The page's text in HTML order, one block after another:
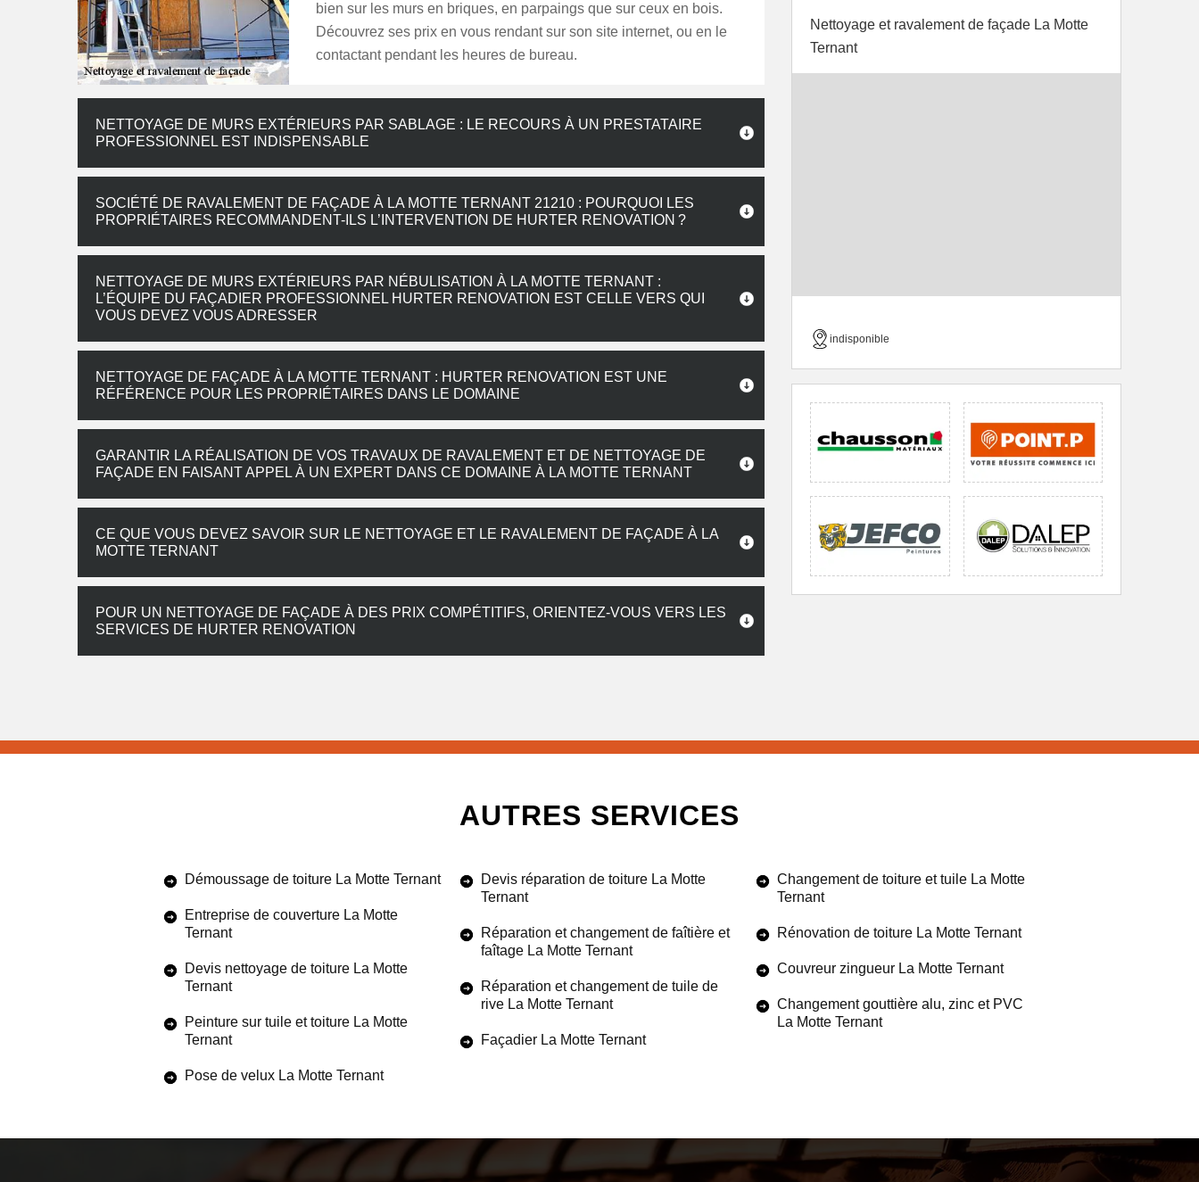
bien sur les murs en briques, en parpaings que sur ceux en bois.
Découvrez ses prix en vous rendant sur son site internet, ou en le
contactant pendant les heures de bureau.
NETTOYAGE DE MURS EXTÉRIEURS PAR SABLAGE : LE RECOURS À UN PRESTATAIRE
PROFESSIONNEL EST INDISPENSABLE
SOCIÉTÉ DE RAVALEMENT DE FAÇADE À LA MOTTE TERNANT 21210 : POURQUOI LES
PROPRIÉTAIRES RECOMMANDENT-ILS L’INTERVENTION DE HURTER RENOVATION ?
NETTOYAGE DE MURS EXTÉRIEURS PAR NÉBULISATION À LA MOTTE TERNANT :
L’ÉQUIPE DU FAÇADIER PROFESSIONNEL HURTER RENOVATION EST CELLE VERS QUI
VOUS DEVEZ VOUS ADRESSER
NETTOYAGE DE FAÇADE À LA MOTTE TERNANT : HURTER RENOVATION EST UNE
RÉFÉRENCE POUR LES PROPRIÉTAIRES DANS LE DOMAINE
GARANTIR LA RÉALISATION DE VOS TRAVAUX DE RAVALEMENT ET DE NETTOYAGE DE
FAÇADE EN FAISANT APPEL À UN EXPERT DANS CE DOMAINE À LA MOTTE TERNANT
CE QUE VOUS DEVEZ SAVOIR SUR LE NETTOYAGE ET LE RAVALEMENT DE FAÇADE À LA
MOTTE TERNANT
POUR UN NETTOYAGE DE FAÇADE À DES PRIX COMPÉTITIFS, ORIENTEZ-VOUS VERS LES
SERVICES DE HURTER RENOVATION
Nettoyage et ravalement de façade La Motte
Ternant
indisponible
AUTRES SERVICES
Démoussage de toiture La Motte Ternant
Entreprise de couverture La Motte
Ternant
Devis nettoyage de toiture La Motte
Ternant
Peinture sur tuile et toiture La Motte
Ternant
Pose de velux La Motte Ternant
Devis réparation de toiture La Motte
Ternant
Réparation et changement de faîtière et
faîtage La Motte Ternant
Réparation et changement de tuile de
rive La Motte Ternant
Façadier La Motte Ternant
Changement de toiture et tuile La Motte
Ternant
Rénovation de toiture La Motte Ternant
Couvreur zingueur La Motte Ternant
Changement gouttière alu, zinc et PVC
La Motte Ternant